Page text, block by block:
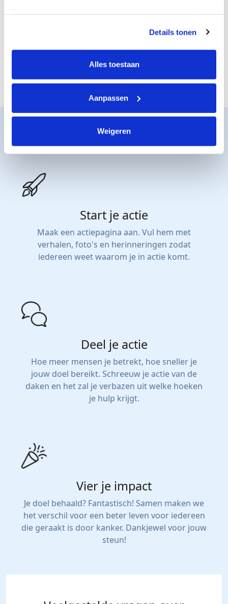
tonen. Je kunt je toestemming op elk moment wijzigen of
intrekken via Cookie instellingen onderaan de pagina. De
lijst met cookies is te vinden in het tabblad “details”.
Details tonen
Alles toestaan
Aanpassen
Weigeren
De juiste steun
Nieuwe
Zo werkt het
Start je actie
Maak een actiepagina aan. Vul hem met
verhalen, foto's en herinneringen zodat
iedereen weet waarom je in actie komt.
Deel je actie
Hoe meer mensen je betrekt, hoe sneller je
jouw doel bereikt. Schreeuw je actie van de
daken en het zal je verbazen uit welke hoeken
je hulp krijgt.
Vier je impact
Je doel behaald? Fantastisch! Samen maken we
het verschil voor een beter leven voor iedereen
die geraakt is door kanker. Dankjewel voor jouw
steun!